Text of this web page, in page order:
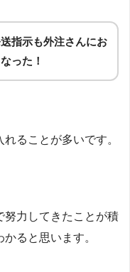
指示も外注さんにお
った！
ることが多いです。
努力してきたことが積
ると思います。